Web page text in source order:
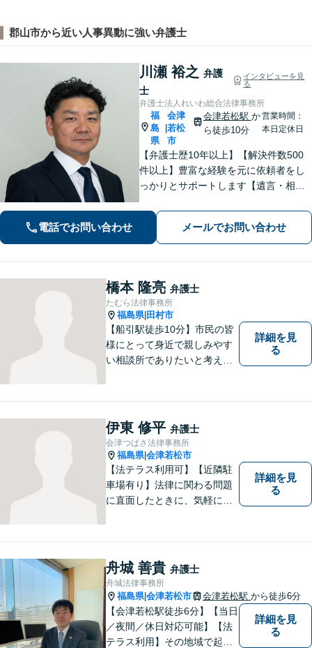
郡山市から近い人事異動に強い弁護士
川瀬 裕之 弁護
士
インタビューを見
る
弁護士法人れいわ総合法律事務所
福
島
県
|
会津
若松
市
会津若松駅 か
ら徒歩10分
営業時間：
本日定休日
【弁護士歴10年以上】【解決件数500
件以上】豊富な経験を元に依頼者をし
っかりとサポートします【遺言・相
目指します【離婚・男女問題】離婚は
人それぞれ置かれた状況が異なるた
め、その人にあった解決策を探ります
電話でお問い合わせ メールでお問い合わせ
橋本 隆亮 弁護士
たむら法律事務所
福島県| 田村市
【船引駅徒歩10分】市民の皆
様にとって身近で親しみやす
い相談所でありたいと考えて
に、まずはお気軽にご相談く
ださい。 https://tamura-law.bi
z/ （公式ホームページ）
詳細を見
る
伊東 修平 弁護士
会津つばさ法律事務所
福島県|会津若松市
【法テラス利用可】【近隣駐
車場有り】法律に関わる問題
に直面したときに、気軽に相
ます。日々の生活の中で気に
なるようなことがありました
ら、お気軽にご相談くださ
い。
詳細を見
る
舟城 善貴 弁護士
舟城法律事務所
福島県|会津若松市 会津若松駅 から徒歩6分
【会津若松駅徒歩6分】【当日
／夜間／休日対応可能】【法
テラス利用】その地域で起こ
詳細を見
る